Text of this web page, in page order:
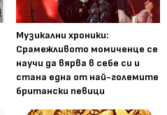
Музикални хроники:
Срамежливото момиченце се
научи да вярва в себе си и
стана една от най-големите
британски певици